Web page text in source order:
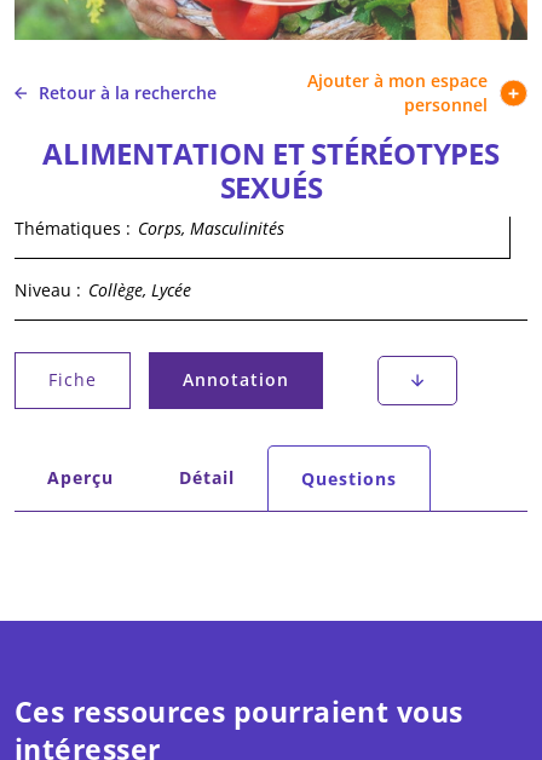
Retour à la recherche
Ajouter à mon espace
personnel
ALIMENTATION ET STÉRÉOTYPES
SEXUÉS
Thématiques : Corps, Masculinités
Niveau : Collège, Lycée
Onglets principaux
Fiche Annotation
(onglet actif)
Aperçu Détail Questions
(onglet actif)
Ces ressources pourraient vous
intéresser